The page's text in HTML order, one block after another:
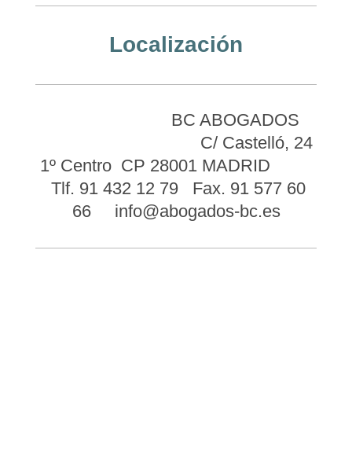
Localización
BC ABOGADOS
C/ Castelló, 24
1º Centro CP 28001 MADRID
Tlf. 91 432 12 79 Fax. 91 577 60
66 info@abogados-bc.es